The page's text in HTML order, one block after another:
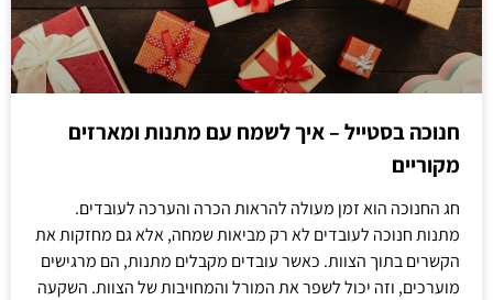
חנוכה בסטייל – איך לשמח עם מתנות ומארזים
מקוריים
חג החנוכה הוא זמן מעולה להראות הכרה והערכה לעובדים.
מתנות חנוכה לעובדים לא רק מביאות שמחה, אלא גם מחזקות את
הקשרים בתוך הצוות. כאשר עובדים מקבלים מתנות, הם מרגישים
מוערכים, וזה יכול לשפר את המורל והמחויבות של הצוות. השקעה